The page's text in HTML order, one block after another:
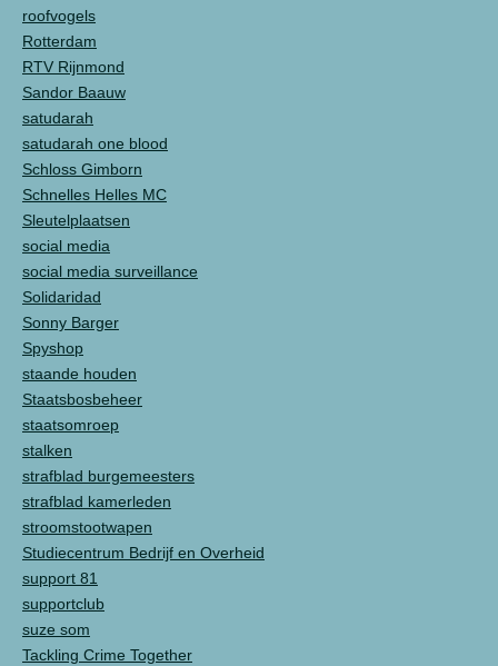
roofvogels
Rotterdam
RTV Rijnmond
Sandor Baauw
satudarah
satudarah one blood
Schloss Gimborn
Schnelles Helles MC
Sleutelplaatsen
social media
social media surveillance
Solidaridad
Sonny Barger
Spyshop
staande houden
Staatsbosbeheer
staatsomroep
stalken
strafblad burgemeesters
strafblad kamerleden
stroomstootwapen
Studiecentrum Bedrijf en Overheid
support 81
supportclub
suze som
Tackling Crime Together